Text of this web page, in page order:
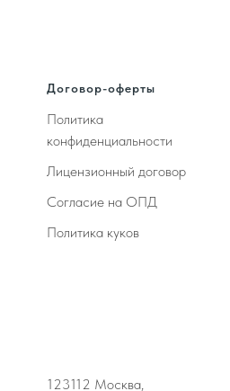
Договор-оферты
Политика
конфиденциальности
Лицензионный договор
Согласие на ОПД
Политика куков
123112 Москва,